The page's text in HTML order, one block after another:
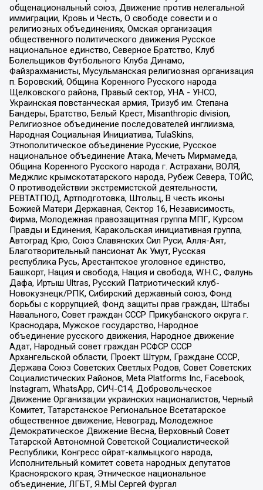
общенациональный союз, Движение против нелегальной
иммиграции, Кровь и Честь, О свободе совести и о
религиозных объединениях, Омская организация
общественного политического движения Русское
национальное единство, Северное Братство, Клуб
Болельщиков Футбольного Клуба Динамо,
Файзрахманисты, Мусульманская религиозная организация
п. Боровский, Община Коренного Русского народа
Щелковского района, Правый сектор, УНА - УНСО,
Украинская повстанческая армия, Тризуб им. Степана
Бандеры, Братство, Белый Крест, Misanthropic division,
Религиозное объединение последователей инглиизма,
Народная Социальная Инициатива, TulaSkins,
Этнополитическое объединение Русские, Русское
национальное объединение Атака, Мечеть Мирмамеда,
Община Коренного Русского народа г. Астрахани, ВОЛЯ,
Меджлис крымскотатарского народа, Рубеж Севера, ТОЙС,
О противодействии экстремистской деятельности,
РЕВТАТПОД, Артподготовка, Штольц, В честь иконы
Божией Матери Державная, Сектор 16, Независимость,
Фирма, Молодежная правозащитная группа МПГ, Курсом
Правды и Единения, Каракольская инициативная группа,
Автоград Крю, Союз Славянских Сил Руси, Алля-Аят,
Благотворительный пансионат Ак Умут, Русская
республика Русь, Арестантское уголовное единство,
Башкорт, Нация и свобода, Нация и свобода, W.H.С., Фалунь
Дафа, Иртыш Ultras, Русский Патриотический клуб-
Новокузнецк/РПК, Сибирский державный союз, Фонд
борьбы с коррупцией, Фонд защиты прав граждан, Штабы
Навального, Совет граждан СССР Прикубанского округа г.
Краснодара, Мужское государство, Народное
объединение русского движения, Народное движение
Адат, Народный совет граждан РСФСР СССР
Архангельской области, Проект Штурм, Граждане СССР,
Держава Союз Советских Светлых Родов, Совет Советских
Социалистических Районов, Meta Platforms Inc, Facebook,
Instagram, WhatsApp, СИЧ-С14, Добровольческое
Движение Организации украинских националистов, Черный
Комитет, Татарстанское Региональное Всетатарское
общественное движение, Невоград, Молодежное
Демократическое Движение Весна, Верховный Совет
Татарской Автономной Советской Социалистической
Республики, Конгресс ойрат-калмыцкого народа,
Исполнительный комитет совета народных депутатов
Красноярского края, Этническое национальное
объединение, ЛГБТ, Я.МЫ Сергей Фургал